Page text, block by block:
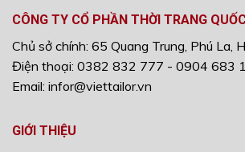
CÔNG TY CỔ PHẦN THỜI TRANG
Chủ sở chính: 65 Quang Trung, Phú La,
Điện thoại: 0382 832 777 - 0904 683
Email: infor@viettailor.vn
GIỚI THIỆU